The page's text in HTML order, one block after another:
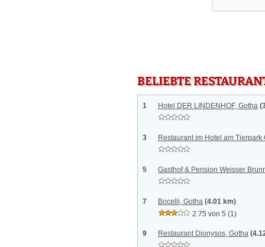
BELIEBTE
1 Hotel DER LINDENHOF, Gotha
3 Restaurant im Hotel am Tierpark
5 Gasthof & Pension Weisser
7 Bocelli, Gotha (4.01 km)
2.75 von 5 (1)
9 Restaurant Dionysos, Gotha